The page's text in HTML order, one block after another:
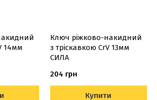
14мм
Ключ ріжково-накидний
з тріскавкою CrV 13мм
СИЛА
204 грн
Купити